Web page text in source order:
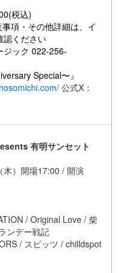
税込)
項・その他詳細は、イ
認ください
ジック 022-256-
Special〜』
公式X：
有明サンセット
木）開場17:00 / 開演
/ Original Love / 柴
ンデー戦記
/ スピッツ / chilldspot